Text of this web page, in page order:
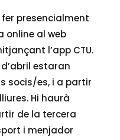
presencialment
online al web
l’app CTU.
estaran
socis/es, i a partir
Hi haurà
de la tercera
i menjador